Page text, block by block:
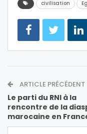
civilisation
ARTICLE PRÉCÉDENT
Le parti du RNI à la
rencontre de la
marocaine en